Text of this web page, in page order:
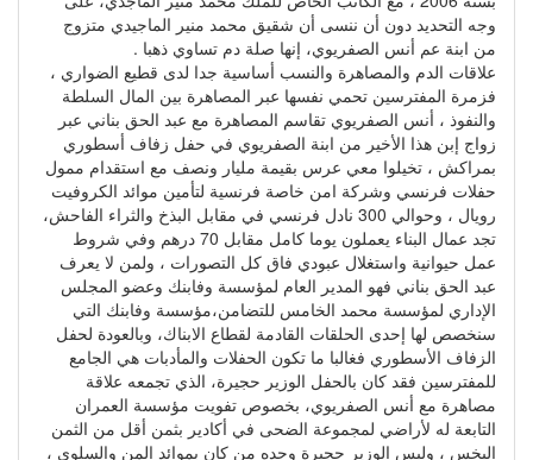
وجه التحديد دون أن ننسى أن شقيق محمد منير الماجيدي متزوج
من ابنة عم أنس الصفريوي، إنها صلة دم تساوي ذهبا .
علاقات الدم والمصاهرة والنسب أساسية جدا لدى قطيع الضواري ،
فزمرة المفترسين تحمي نفسها عبر المصاهرة بين المال السلطة
والنفوذ ، أنس الصفريوي تقاسم المصاهرة مع عبد الحق بناني عبر
زواج إبن هذا الأخير من ابنة الصفريوي في حفل زفاف أسطوري
بمراكش ، تخيلوا معي عرس بقيمة مليار ونصف مع استقدام ممول
حفلات فرنسي وشركة امن خاصة فرنسية لتأمين موائد الكروفيت
رويال ، وحوالي 300 نادل فرنسي في مقابل البذخ والثراء الفاحش،
تجد عمال البناء يعملون يوما كامل مقابل 70 درهم وفي شروط
عمل حيوانية واستغلال عبودي فاق كل التصورات ، ولمن لا يعرف
عبد الحق بناني فهو المدير العام لمؤسسة وفابنك وعضو المجلس
الإداري لمؤسسة محمد الخامس للتضامن،مؤسسة وفابنك التي
سنخصص لها إحدى الحلقات القادمة لقطاع الابناك، وبالعودة لحفل
الزفاف الأسطوري فغالبا ما تكون الحفلات والمأدبات هي الجامع
للمفترسين فقد كان بالحفل الوزير حجيرة، الذي تجمعه علاقة
مصاهرة مع أنس الصفريوي، بخصوص تفويت مؤسسة العمران
التابعة له لأراضي لمجموعة الضحى في أكادير بثمن أقل من الثمن
البخس ، وليس الوزير حجيرة وحده من كان بموائد المن والسلوى ،